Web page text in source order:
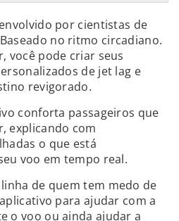
por cientistas de
no ritmo circadiano.
você pode criar seus
de jet lag e
revigorado.
conforta passageiros que
explicando com
o que está
voo em tempo real.
de quem tem medo de
para ajudar com a
o voo ou ainda ajudar a